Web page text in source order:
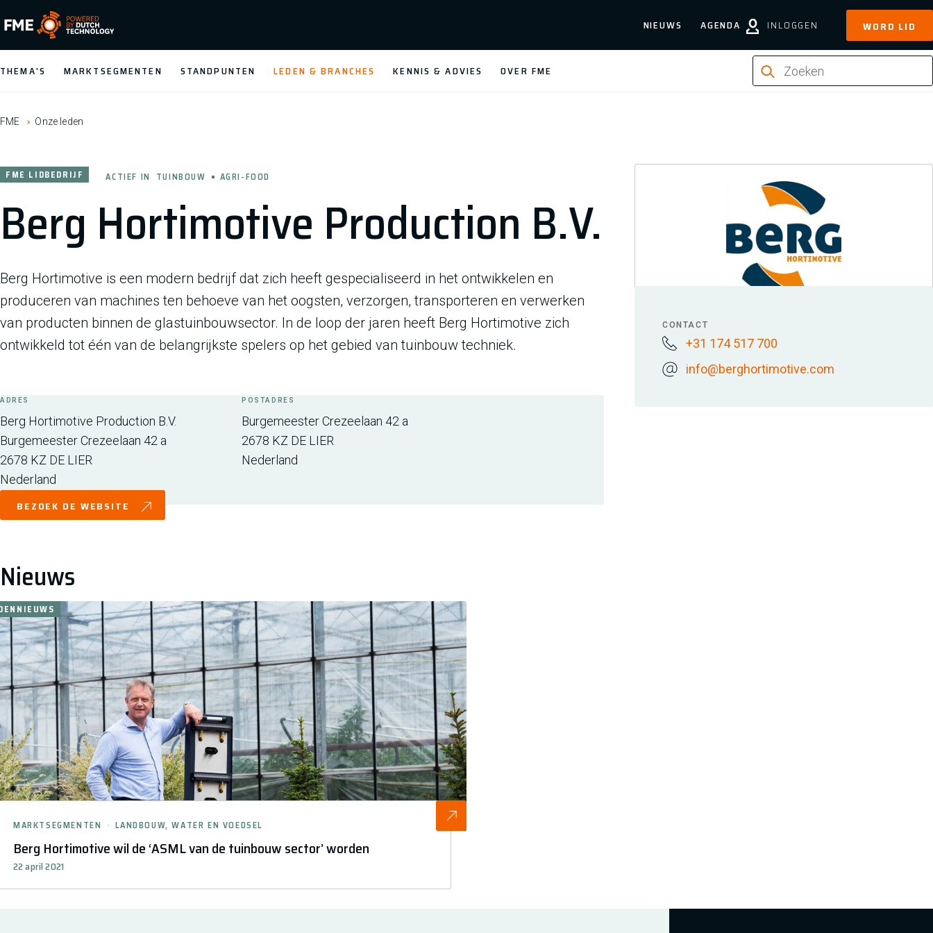
FME Logo, to the homepage
NIEUWS AGENDA INLOGGEN WORD LID
THEMA'S MARKTSEGMENTEN STANDPUNTEN LEDEN & BRANCHES KENNIS & ADVIES OVER FME
FME Onze leden
Berg Hortimotive Production B.V.
FME LIDBEDRIJF ACTIEF IN TUINBOUW AGRI-FOOD
Berg Hortimotive is een modern bedrijf dat zich heeft gespecialiseerd in het ontwikkelen en
produceren van machines ten behoeve van het oogsten, verzorgen, transporteren en verwerken
van producten binnen de glastuinbouwsector. In de loop der jaren heeft Berg Hortimotive zich
ontwikkeld tot één van de belangrijkste spelers op het gebied van tuinbouw techniek.
ADRES
Berg Hortimotive Production B.V.
Burgemeester Crezeelaan 42 a
2678 KZ DE LIER
Nederland
POSTADRES
Burgemeester Crezeelaan 42 a
2678 KZ DE LIER
Nederland
BEZOEK DE WEBSITE
CONTACT
+31 174 517 700
info@berghortimotive.com
Nieuws
Berg Hortimotive wil de ‘ASML van de tuinbouw sector’ worden
22 april 2021
MARKTSEGMENTEN LANDBOUW, WATER EN VOEDSEL